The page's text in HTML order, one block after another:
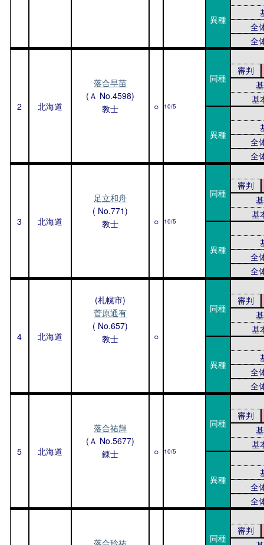
異種
全
全
2 北海道
落合早苗
(Ａ No.4598)
教士
○ 10/5
同種
審判
基
異種
全
全
3 北海道
足立和舟
( No.771)
教士
○ 10/5
同種
審判
基
異種
全
全
4 北海道
(札幌市)
菅原通有
( No.657)
教士
○
同種
審判
基
異種
全
全
5 北海道
落合祐輝
(Ａ No.5677)
錬士
○ 10/5
同種
審判
基
異種
全
全
落合玲祐
同種
審判